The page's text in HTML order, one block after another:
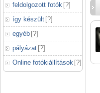
feldolgozott fotók [?]
így készült [?]
egyéb [?]
pályázat [?]
Online fotókiállítások [?]